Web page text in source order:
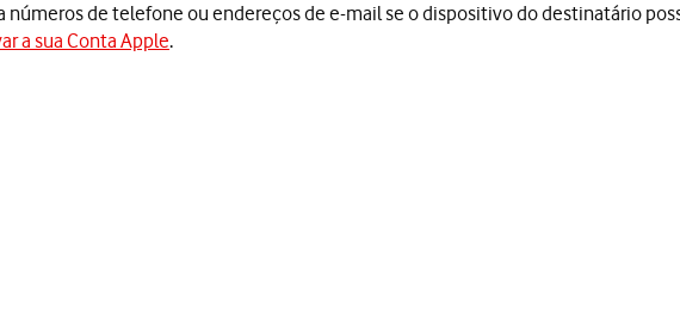
números de telefone ou endereços de e-mail se o dispositivo do destinatário
a sua Conta Apple.